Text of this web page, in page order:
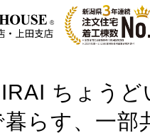
ちょうど
らす、一部